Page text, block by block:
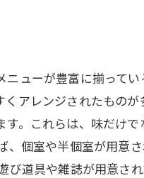
ューが豊富に揃って
アレンジされたもの
。これらは、味だけ
個室や半個室が用意
道具や雑誌が用意さ